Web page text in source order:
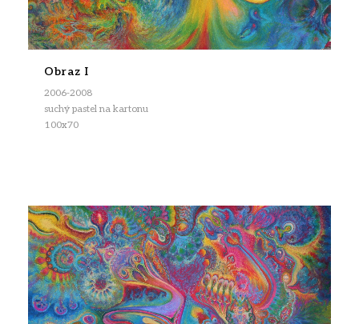
Obraz I
2006-2008
suchý pastel na kartonu
100x70